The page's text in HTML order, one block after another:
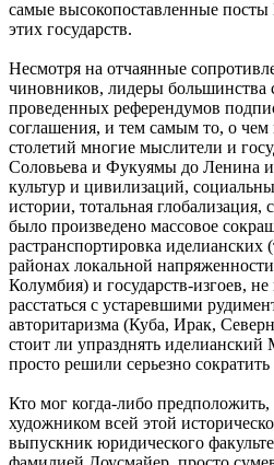
самые высокопоставленные
этих государств.
Несмотря на отчаянные
чиновников, лидеры большинства
проведенных референдумов
соглашения, и тем самым то, о чем
столетий многие мыслители и
Соловьева и Фукуямы до Ленина
культур и цивилизаций,
истории, тотальная глобализация,
было произведено массовое
растранспортировка иделианских
районах локальной
Колумбия) и государств-изгоев,
расстаться с устаревшими
авторитаризма (Куба, Ирак,
стоит ли упразднять
просто решили серьезно сократить
Кто мог когда-либо
художником всей этой
выпускник юридического